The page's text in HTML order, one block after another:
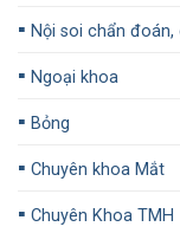
▪️ Nội soi chẩn đoán,
▪️ Ngoại khoa
▪️ Bỏng
▪️ Chuyên khoa Mắt
▪️ Chuyên Khoa TMH